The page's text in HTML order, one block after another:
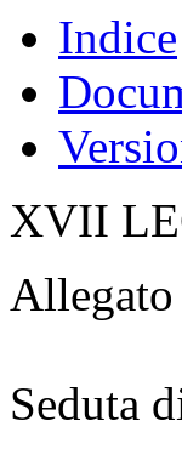
Indice
XVII
Seduta